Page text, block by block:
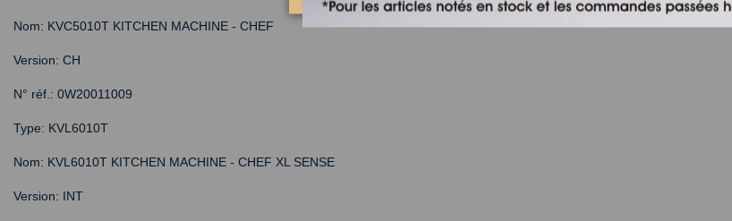
Nom: KVC5010T KITCHEN MACHINE - CHEF
Version: CH
N° réf.: 0W20011009
Type: KVL6010T
Nom: KVL6010T KITCHEN MACHINE - CHEF XL SENSE
Version: INT